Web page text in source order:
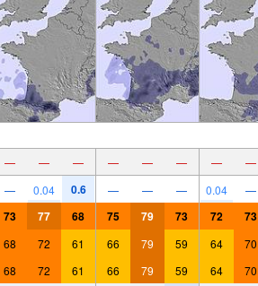
— — — — — — — —
— 0.04 0.6 — — — 0.04 —
73 77 68 75 79 73 72 73
68 72 61 66 79 59 64 70
68 72 61 66 79 59 64 70